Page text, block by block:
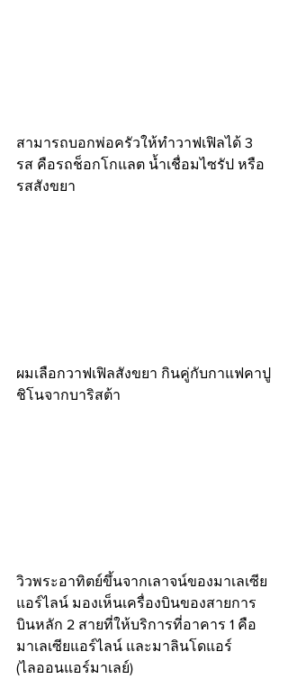
สามารถบอกพ่อครัวให้ทำวาฟเฟิลได้ 3
รส คือรถช็อกโกแลต น้ำเชื่อมไซรัป หรือ
รสสังขยา
ผมเลือกวาฟเฟิลสังขยา กินคู่กับกาแฟคาปู
ชิโนจากบาริสต้า
วิวพระอาทิตย์ขึ้นจากเลาจน์ของมาเลเซีย
แอร์ไลน์ มองเห็นเครื่องบินของสายการ
บินหลัก 2 สายที่ให้บริการที่อาคาร 1 คือ
มาเลเซียแอร์ไลน์ และมาลินโดแอร์
(ไลออนแอร์มาเลย์)